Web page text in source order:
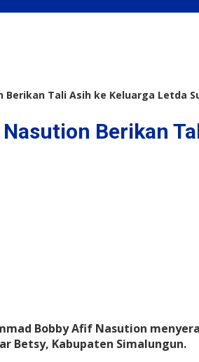
Tali Asih ke Keluarga Letda
Berikan
Bobby Afif Nasution
Betsy, Kabupaten Simalungun.